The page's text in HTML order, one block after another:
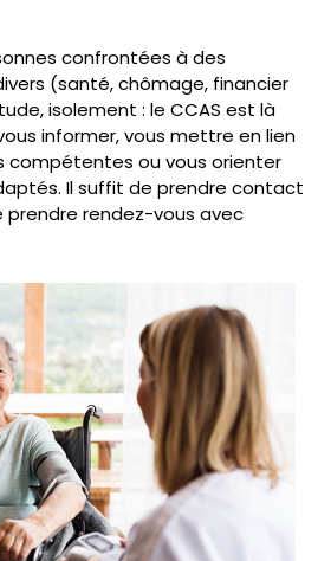
confrontées à des
(santé, chômage, financier
isolement : le CCAS est là
informer, vous mettre en lien
compétentes ou vous orienter
Il suffit de prendre contact
prendre rendez-vous avec